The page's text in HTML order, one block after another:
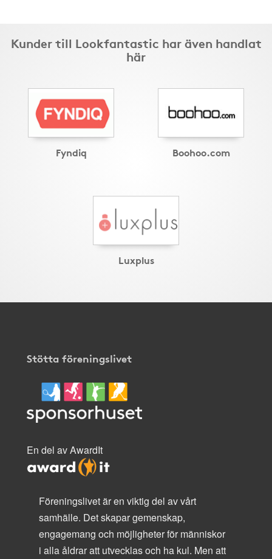
Kunder till Lookfantastic har även handlat
här
Fyndiq Boohoo.com
Luxplus
Stötta föreningslivet
En del av AwardIt
Föreningslivet är en viktig del av vårt
samhälle. Det skapar gemenskap,
engagemang och möjligheter för människor
i alla åldrar att utvecklas och ha kul. Men att